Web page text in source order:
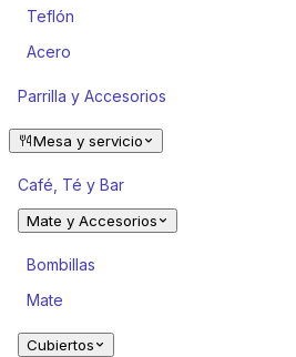
Teflón
Acero
Parrilla y Accesorios
Mesa y servicio
Café, Té y Bar
Mate y Accesorios
Bombillas
Mate
Cubiertos